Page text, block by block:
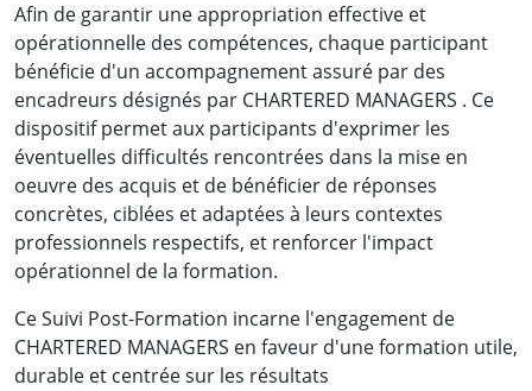
Afin de garantir une appropriation effective et
opérationnelle des compétences, chaque participant
bénéficie d'un accompagnement assuré par des
encadreurs désignés par CHARTERED MANAGERS . Ce
dispositif permet aux participants d'exprimer les
éventuelles difficultés rencontrées dans la mise en
oeuvre des acquis et de bénéficier de réponses
concrètes, ciblées et adaptées à leurs contextes
professionnels respectifs, et renforcer l'impact
opérationnel de la formation.
Ce Suivi Post-Formation incarne l'engagement de
CHARTERED MANAGERS en faveur d'une formation utile,
durable et centrée sur les résultats